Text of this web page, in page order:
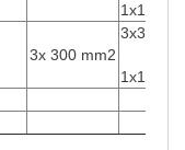
3x 300 mm2